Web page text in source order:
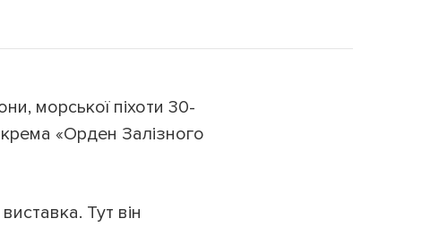
морської піхоти 30-
«Орден Залізного
Тут він